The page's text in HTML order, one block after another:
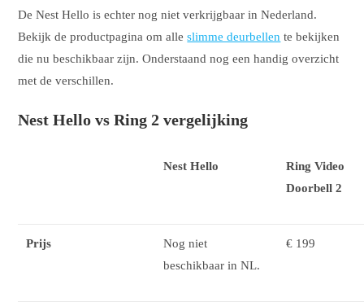
De Nest Hello is echter nog niet verkrijgbaar in Nederland.
Bekijk de productpagina om alleslimme deurbellen te bekijken
die nu beschikbaar zijn. Onderstaand nog een handig overzicht
met de verschillen.
Nest Hello vs Ring 2 vergelijking
Nest Hello
Ring Video
Doorbell 2
Prijs
Nog niet
beschikbaar in NL.
€ 199